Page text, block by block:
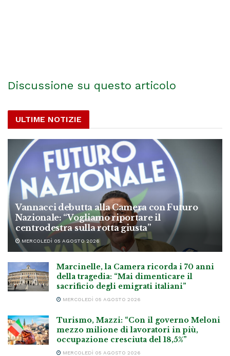
Discussione su questo articolo
ULTIME NOTIZIE
Vannacci debutta alla Camera con Futuro
Nazionale: “Vogliamo riportare il
centrodestra sulla rotta giusta”
MERCOLEDÌ 05 AGOSTO 2026
Marcinelle, la Camera ricorda i 70 anni
della tragedia: “Mai dimenticare il
sacrificio degli emigrati italiani”
MERCOLEDÌ 05 AGOSTO 2026
Turismo, Mazzi: “Con il governo Meloni
mezzo milione di lavoratori in più,
occupazione cresciuta del 18,5%”
MERCOLEDÌ 05 AGOSTO 2026